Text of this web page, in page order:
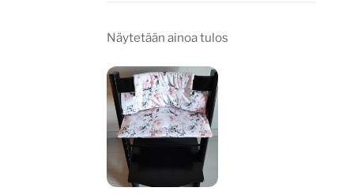
Näytetään ainoa tulos